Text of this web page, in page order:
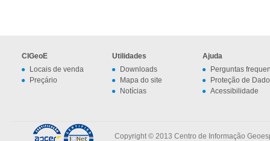
CIGeoE
Locais de venda
Preçário
Utilidades
Downloads
Mapa do site
Notícias
Ajuda
Perguntas
Proteção de
Acessibilidade
Copyright © 2013 Centro de Informação